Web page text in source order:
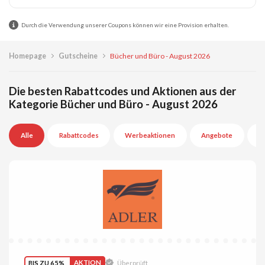
Durch die Verwendung unserer Coupons können wir eine Provision erhalten.
Homepage Gutscheine Bücher und Büro - August 2026
Die besten Rabattcodes und Aktionen aus der
Kategorie Bücher und Büro - August 2026
Alle Rabattcodes Werbeaktionen Angebote
BIS ZU 65% AKTION Überprüft